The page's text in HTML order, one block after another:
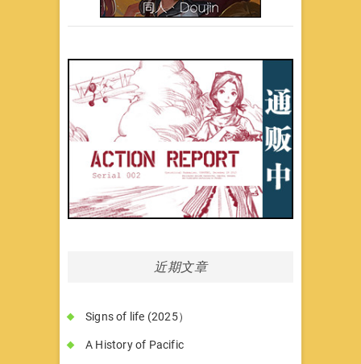
近期文章
Signs of life (2025）
A History of Pacific